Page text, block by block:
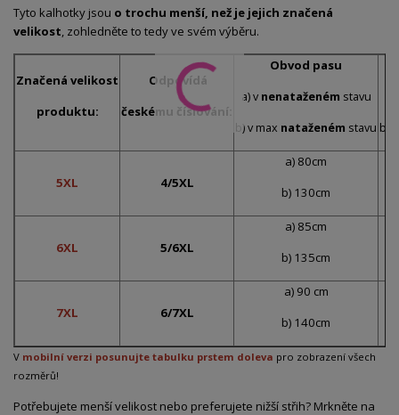
Tyto kalhotky jsou o trochu menší, než je jejich značená
velikost , zohledněte to tedy ve svém výběru.
Značená velikost
produktu:
Odpovídá
českému číslování:
Obvod pasu
a) v nenataženém stavu
b) v max nataženém stavu b)
5XL 4/5XL
a) 80cm
b) 130cm
6XL 5/6XL
a) 85cm
b) 135cm
7XL 6/7XL
a) 90 cm
b) 140cm
V mobilní verzi posunujte tabulku prstem doleva pro zobrazení všech
rozměrů!
Potřebujete menší velikost nebo preferujete nižší střih? Mrkněte na